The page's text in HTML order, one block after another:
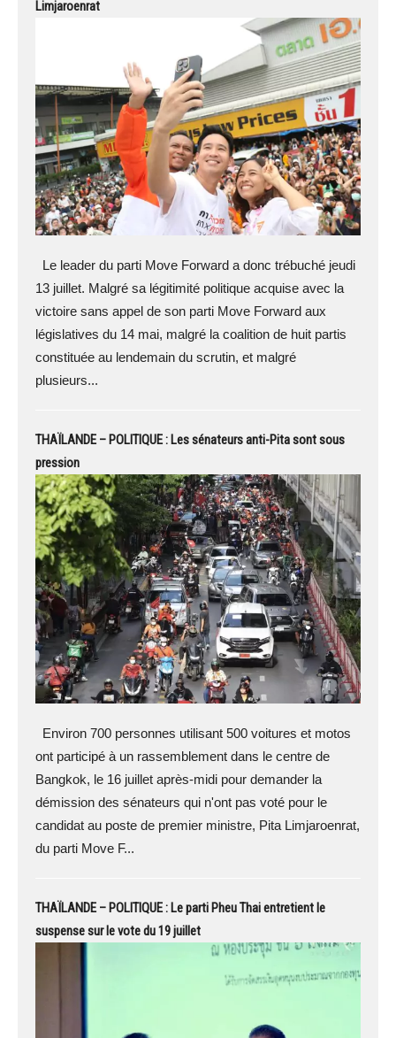
Limjaroenrat
Le leader du parti Move Forward a donc trébuché jeudi
13 juillet. Malgré sa légitimité politique acquise avec la
victoire sans appel de son parti Move Forward aux
législatives du 14 mai, malgré la coalition de huit partis
constituée au lendemain du scrutin, et malgré
plusieurs...
THAÏLANDE – POLITIQUE : Les sénateurs anti-Pita sont sous
pression
Environ 700 personnes utilisant 500 voitures et motos
ont participé à un rassemblement dans le centre de
Bangkok, le 16 juillet après-midi pour demander la
démission des sénateurs qui n'ont pas voté pour le
candidat au poste de premier ministre, Pita Limjaroenrat,
du parti Move F...
THAÏLANDE – POLITIQUE : Le parti Pheu Thai entretient le
suspense sur le vote du 19 juillet